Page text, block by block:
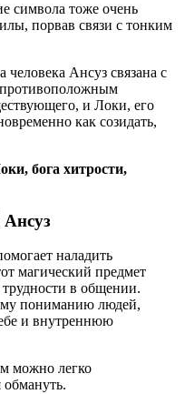
символа тоже очень
порвав связи с тонким
человека Ансуз связана с
противоположным
и Локи, его
как созидать,
, бога хитрости,
Ансуз
наладить
магический предмет
в общении.
пониманию людей,
и внутреннюю
можно легко
обмануть.